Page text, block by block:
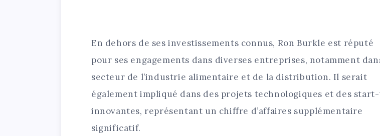
En dehors de ses investissements connus, Ron Burkle est réputé
pour ses engagements dans diverses entreprises, notamment
secteur de l’industrie alimentaire et de la distribution. Il serait
également impliqué dans des projets technologiques et des
innovantes, représentant un chiffre d’affaires supplémentaire
significatif.